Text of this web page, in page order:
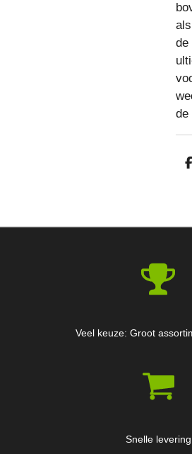
de
de
D
Veel keuze: Groot
Snelle levering